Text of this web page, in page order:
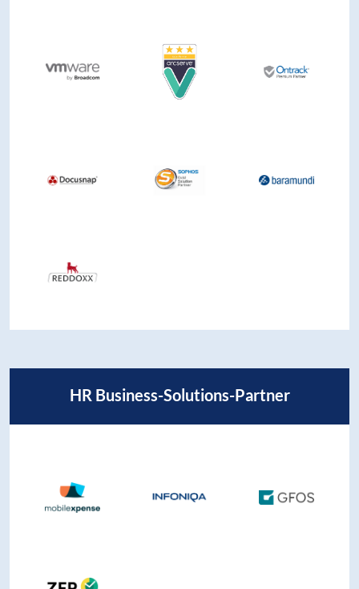
HR Business-Solutions-Partner